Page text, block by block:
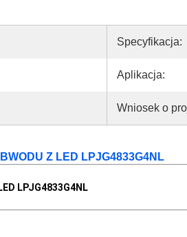
Specyfikacja:
Aplikacja:
Wniosek o
Z LED LPJG4833G4NL
LPJG4833G4NL